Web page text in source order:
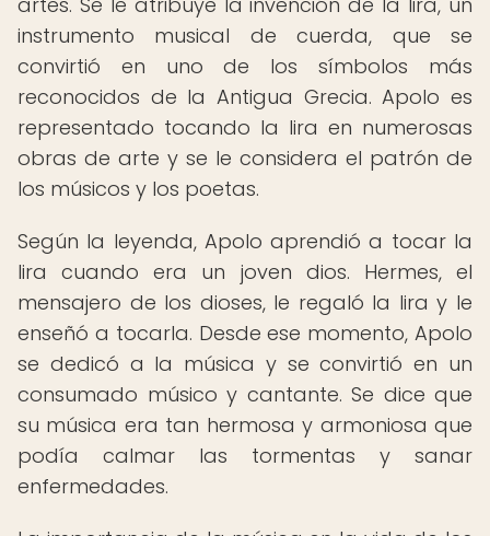
instrumento musical de cuerda, que se
convirtió en uno de los símbolos más
reconocidos de la Antigua Grecia. Apolo es
representado tocando la lira en numerosas
obras de arte y se le considera el patrón de
los músicos y los poetas.
Según la leyenda, Apolo aprendió a tocar la
lira cuando era un joven dios. Hermes, el
mensajero de los dioses, le regaló la lira y le
enseñó a tocarla. Desde ese momento, Apolo
se dedicó a la música y se convirtió en un
consumado músico y cantante. Se dice que
su música era tan hermosa y armoniosa que
podía calmar las tormentas y sanar
enfermedades.